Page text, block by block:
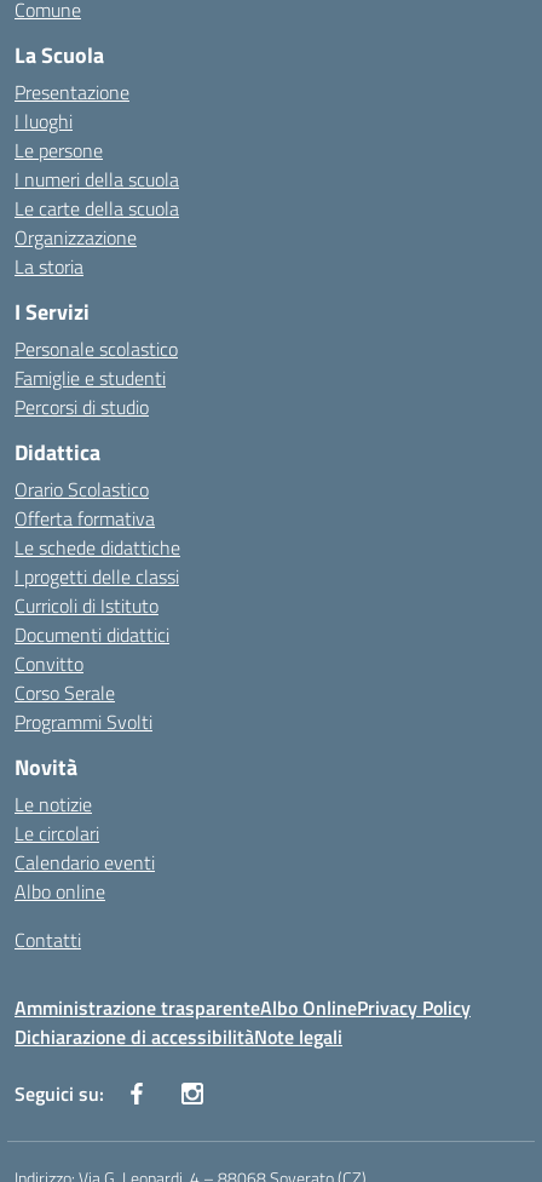
Comune
La Scuola
Presentazione
I luoghi
Le persone
I numeri della scuola
Le carte della scuola
Organizzazione
La storia
I Servizi
Personale scolastico
Famiglie e studenti
Percorsi di studio
Didattica
Orario Scolastico
Offerta formativa
Le schede didattiche
I progetti delle classi
Curricoli di Istituto
Documenti didattici
Convitto
Corso Serale
Programmi Svolti
Novità
Le notizie
Le circolari
Calendario eventi
Albo online
Contatti
Amministrazione trasparenteAlbo OnlinePrivacy Policy
Dichiarazione di accessibilitàNote legali
Seguici su: